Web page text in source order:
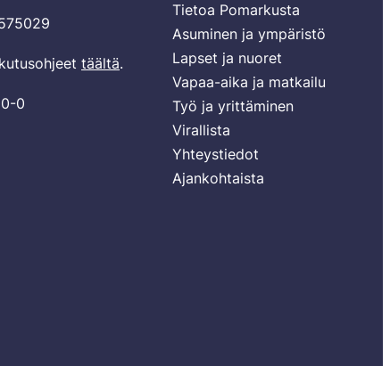
täältä.
0
Tietoa Pomarkusta
Asuminen ja ympäristö
Lapset ja nuoret
Vapaa-aika ja matkailu
Työ ja yrittäminen
Virallista
Yhteystiedot
Ajankohtaista